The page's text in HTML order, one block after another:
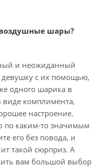
воздушные шары?
и неожиданный
с их помощью,
одного шарика в
комплимента,
настроение.
по каким-то значимым
его без повода, и
такой сюрприз. А
вам большой выбор